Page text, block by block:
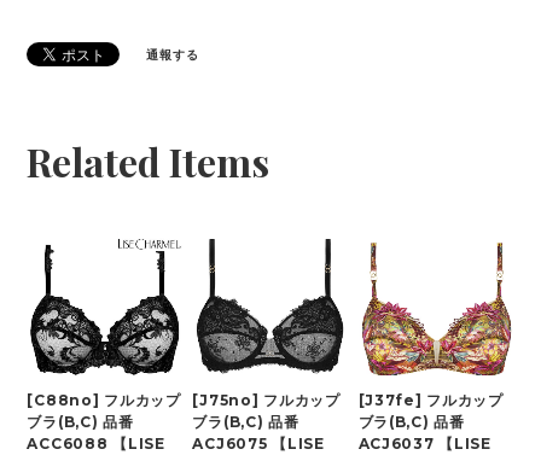
通報する
Related Items
[C88no] フルカップ
ブラ(B,C) 品番
ACC6088 【LISE
[J75no] フルカップ
ブラ(B,C) 品番
ACJ6075 【LISE
[J37fe] フルカップ
ブラ(B,C) 品番
ACJ6037 【LISE